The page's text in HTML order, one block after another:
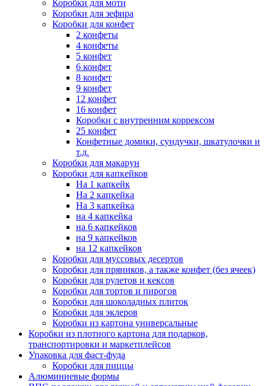
Коробки для моти
Коробки для зефира
Коробки для конфет
2 конфеты
4 конфеты
5 конфет
6 конфет
8 конфет
9 конфет
12 конфет
16 конфет
Коробки с внутренним коррексом
25 конфет
Конфетные домики, сундучки, шкатулочки и
т.д.
Коробки для макарун
Коробки для капкейков
На 1 капкейк
На 2 капкейка
На 3 капкейка
на 4 капкейка
на 6 капкейков
на 9 капкейков
на 12 капкейков
Коробки для муссовых десертов
Коробки для пряников, а также конфет (без ячеек)
Коробки для рулетов и кексов
Коробки для тортов и пирогов
Коробки для шоколадных плиток
Коробки для эклеров
Коробки из картона универсальные
Коробки из плотного картона для подарков,
транспортировки и маркетплейсов
Упаковка для фаст-фуда
Коробки для пиццы
Алюминиевые формы